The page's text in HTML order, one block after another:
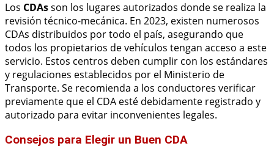
Los CDAsson los lugares autorizados donde se realiza la
revisión técnico-mecánica. En 2023, existen numerosos
CDAs distribuidos por todo el país, asegurando que
todos los propietarios de vehículos tengan acceso a este
servicio. Estos centros deben cumplir con los estándares
y regulaciones establecidos por el Ministerio de
Transporte. Se recomienda a los conductores verificar
previamente que el CDA esté debidamente registrado y
autorizado para evitar inconvenientes legales.
Consejos para Elegir un Buen CDA